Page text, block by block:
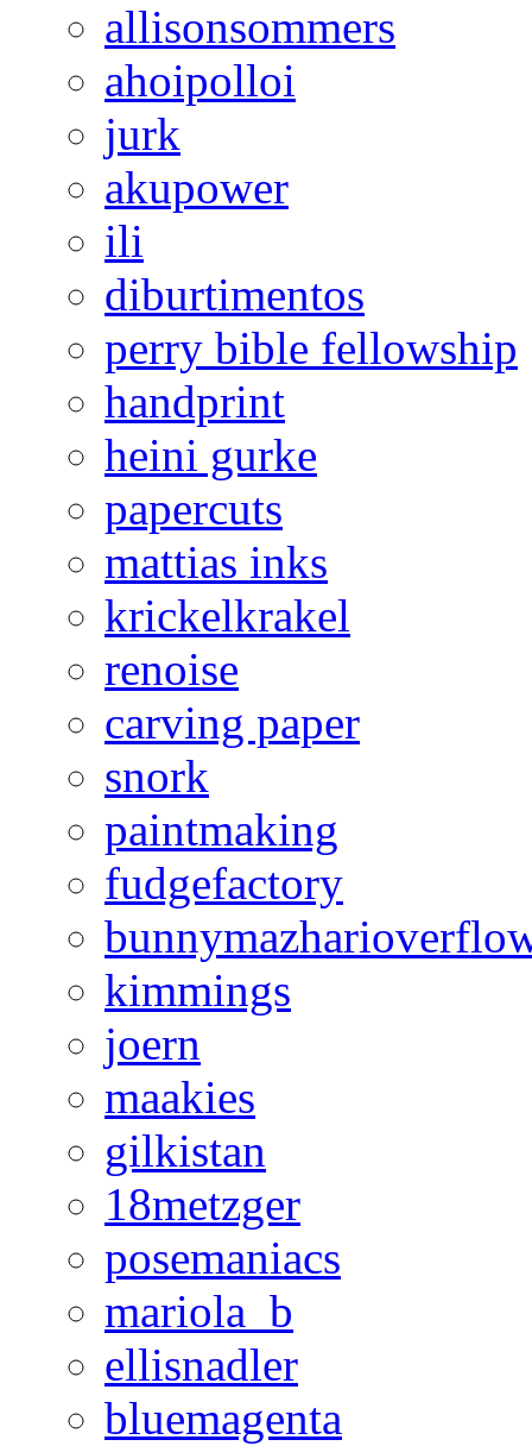
allisonsommers
ahoipolloi
jurk
akupower
ili
diburtimentos
perry bible fellowship
handprint
heini gurke
papercuts
mattias inks
krickelkrakel
renoise
carving paper
snork
paintmaking
fudgefactory
kimmings
joern
maakies
gilkistan
18metzger
posemaniacs
mariola_b
ellisnadler
bluemagenta